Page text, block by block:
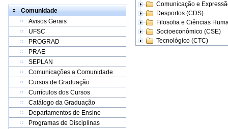
Comunidade
Avisos Gerais
UFSC
PROGRAD
PRAE
SEPLAN
Comunicações a Comunidade
Cursos de Graduação
Currículos dos Cursos
Catálogo da Graduação
Departamentos de Ensino
Programas de Disciplinas
Comunicação e
Desportos (CDS)
Filosofia e Ciências
Socioeconômico (CSE)
Tecnológico (CTC)